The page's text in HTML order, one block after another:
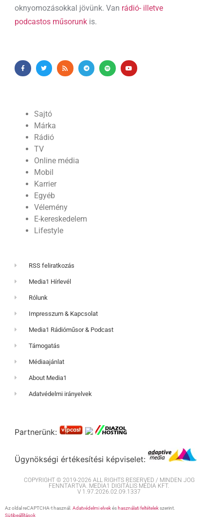
oknyomozásokkal jövünk. Van rádió- illetve
podcastos műsorunk is.
Sajtó
Márka
Rádió
TV
Online média
Mobil
Karrier
Egyéb
Vélemény
E-kereskedelem
Lifestyle
RSS feliratkozás
Media1 Hírlevél
Rólunk
Impresszum & Kapcsolat
Media1 Rádióműsor & Podcast
Támogatás
Médiaajánlat
About Media1
Adatvédelmi irányelvek
Partnerünk:
Ügynökségi értékesítési képviselet:
COPYRIGHT © 2019-2026 ALL RIGHTS RESERVED / MINDEN JOG
FENNTARTVA. MEDIA1 DIGITÁLIS MÉDIA KFT.
V 1.97.2026.02.09.1337
Az oldal reCAPTCHA-t használ. Adatvédelmi elvekés használati feltételekszerint.
Sütibeállítások